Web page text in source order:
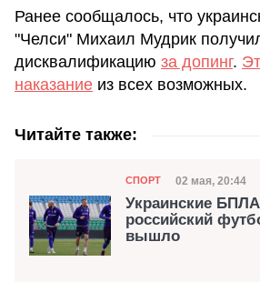
Ранее сообщалось, что
"Челси" Михаил Мудрик
дисквалификацию за допинг.
наказание из всех возможных.
Читайте также:
Категория
СПОРТ Дата
02 мая, 20:44
Украинские
российский
вышло